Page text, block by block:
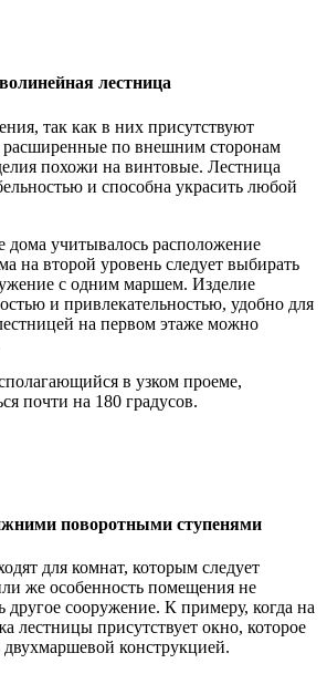
лестница
так как в них присутствуют
по внешним сторонам
похожи на винтовые. Лестница
и способна украсить любой
дома учитывалось расположение
на второй уровень следует выбирать
с одним маршем. Изделие
и привлекательностью, удобно для
на первом этаже можно
в узком проеме,
почти на 180 градусов.
поворотными ступенями
для комнат, которым следует
же особенность помещения не
другое сооружение. К примеру, когда на
лестницы присутствует окно, которое
двухмаршевой конструкцией.